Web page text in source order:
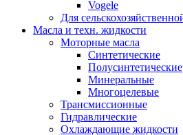
Vogele
Для
Масла и техн. жидкости
Моторные масла
Синтетические
Полусинтетические
Минеральные
Многоцелевые
Трансмиссионные
Гидравлические
Охлаждающие жидкости